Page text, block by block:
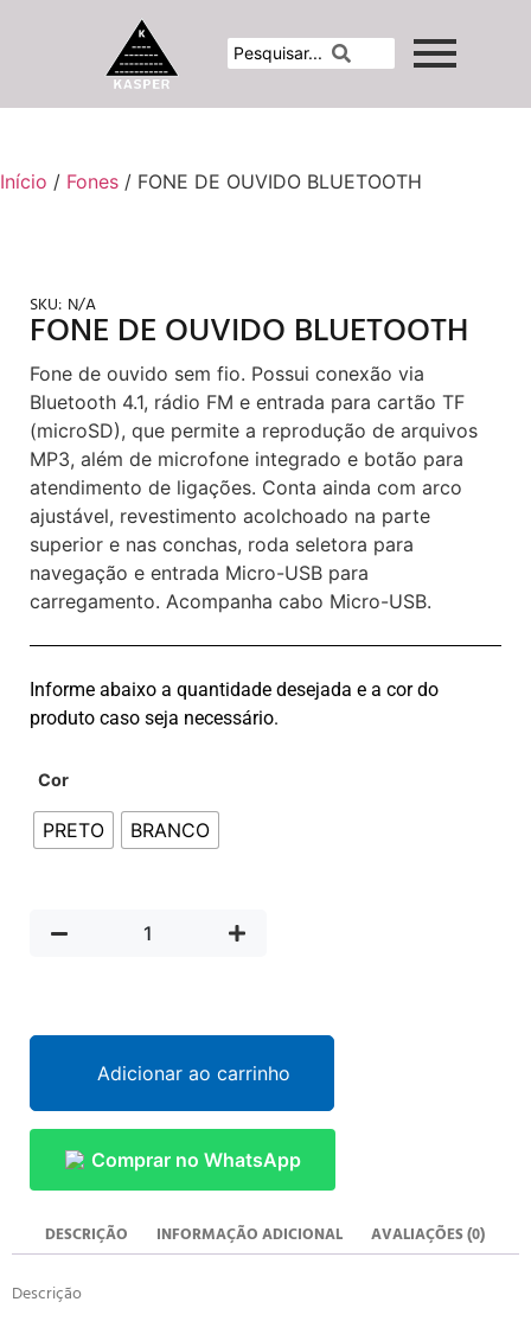
Início / Fones / FONE DE OUVIDO BLUETOOTH
SKU: N/A
FONE DE OUVIDO BLUETOOTH
Fone de ouvido sem fio. Possui conexão via
Bluetooth 4.1, rádio FM e entrada para cartão TF
(microSD), que permite a reprodução de arquivos
MP3, além de microfone integrado e botão para
atendimento de ligações. Conta ainda com arco
ajustável, revestimento acolchoado na parte
superior e nas conchas, roda seletora para
navegação e entrada Micro-USB para
carregamento. Acompanha cabo Micro-USB.
Informe abaixo a quantidade desejada e a cor do
produto caso seja necessário.
Cor
PRETO BRANCO
Adicionar ao carrinho
Comprar no WhatsApp
DESCRIÇÃO INFORMAÇÃO ADICIONAL AVALIAÇÕES (0)
Descrição